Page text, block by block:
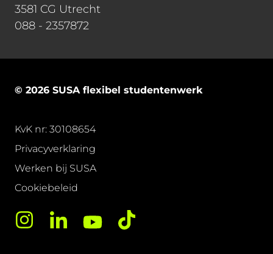
3581 CG Utrecht
088 - 2357872
© 2026 SUSA flexibel studentenwerk
KvK nr: 30108654
Privacyverklaring
Werken bij SUSA
Cookiebeleid